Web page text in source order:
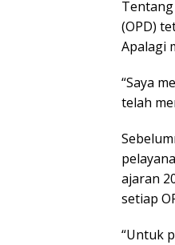
(OPD)
Apalagi
“Saya
telah
ajaran
setiap
“Untuk